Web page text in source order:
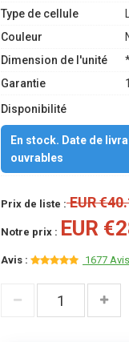
Type de cellule
Couleur
Dimension de l'unité
Garantie
Disponibilité
En stock. Date de
ouvrables
Prix de liste :EUR
Notre prix : EUR
Avis : 1677